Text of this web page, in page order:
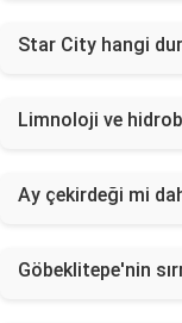
Star City hangi
Limnoloji ve
Ay çekirdeği mi
Göbeklitepe'nin